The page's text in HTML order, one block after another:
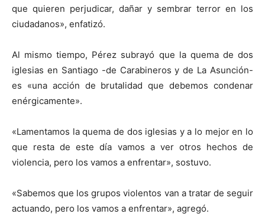
que quieren perjudicar, dañar y sembrar terror en los
ciudadanos», enfatizó.
Al mismo tiempo, Pérez subrayó que la quema de dos
iglesias en Santiago -de Carabineros y de La Asunción-
es «una acción de brutalidad que debemos condenar
enérgicamente».
«Lamentamos la quema de dos iglesias y a lo mejor en lo
que resta de este día vamos a ver otros hechos de
violencia, pero los vamos a enfrentar», sostuvo.
«Sabemos que los grupos violentos van a tratar de seguir
actuando, pero los vamos a enfrentar», agregó.